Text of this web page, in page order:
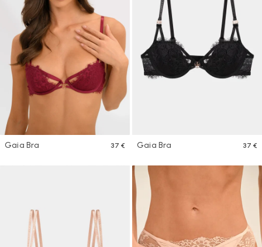
Gaia Bra 37 € Gaia Bra 37 €